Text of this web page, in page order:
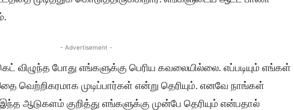
- Advertisement -
விழுந்த போது எங்களுக்கு பெரிய கவலையில்லை. எப்படியும் எங்கள்
வெற்றிகரமாக முடிப்பார்கள் என்று தெரியும். எனவே நாங்கள்
ஆடுகளம் குறித்து எங்களுக்கு முன்பே தெரியும் என்பதால்